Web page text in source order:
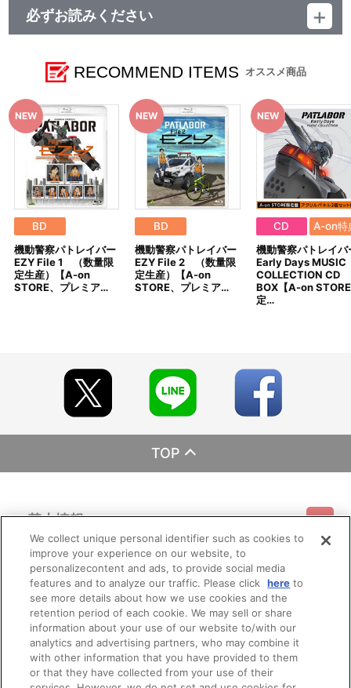
DISC 7: 1999・PATLABOR THE MOVIE SOUND RENWAL
1. 夏の嘲笑 1999 VERSION／2. ヘヴィ・アーマー 1999 VERSION
／3. 暴走事件 1999 VERSION／4. 虚影の街Ⅰ 1999 VERSION／5.
1999 REMIX／8. GEGE 1999 REMIX／9. 虚影の街Ⅲ 1999
VERSION／10. 虚影の街Ⅳ 1999 VERSION／11. 共鳴 1999
VERSION／14. ID:666 1999 REMIX／15. 方舟 1999 VERSION／
16. バベルの崩壊 1999 VERSION／17. 朝陽の中へ 1999 VERSION
／18. Arise／19. Night Stalkers／20. Northern Girl／21. 湾岸
BREAK
DISC 8: HEADGEAR PRESENTS 「機動警察パトレイバー」 CD
BOX DELUXE DISC 1
1. 未来派Lovers／2. 機動警察パトレイバー／3. PATLABOR ’99／
4. Close to You／5. 涙のハングルドール／6. Never So Sweet／7.
栄光の特車隊～特車隊の歌・完璧版～／8. 整備員の詩／9. Believe
yourself Again／10. SCHAFT!／11. 夜の桜／12. Sail Alone／13. ア
バウトにメランコリー／14. 冷たいくらいが好き／15. Silent…／16.
INTERFACE／17. 正義が恋人-野明（ノア）のバラード／18. 約束の
土地へ
Mix） ／7. INGRAM （Refine Mix） ／8. EXCAVATION-2／9. 湾岸
BREAK／10. POLICE FORCE （Refine Mix） ／11. 後藤喜一の事件
簿（Refine Mix） ／12. EXCAVATION-3／13. Pre・Heavy Armor
／14. 朝陽の中へ（Refine Mix）
1. 世にまれなる天才はいざ知らず……／2. 1998年4月10日／3.
月30日／9. 1998年7月7日／10. 1998年7月15日／11. 1998年7月
DISC 11: 「機動警察パトレイバー」 CONTACT – 1 & 2
1.アルフォンス／2. 第2小隊／3. バビロンの影／4. PATLABOR／5.
そして、夜明け／6. 特車隊マーチ／7. メガロシティ・ポリス／8.
INTERFACE／9. 予兆／10. INGRAM／11. 鋼の矢／12. Lの悲劇／
13. 疾走／14. 二課の一番長い日／15. Believe yourself
AgainLicensed by Warner Music Japan Inc.
他、仕様
必ずお読みください
期にご注文の受付を終了させていただくことがございます。
※「在庫がありません」表示後も、ご注文のキャンセルや支払い
期限切れが発生した際は販売を再開させていただく場合がございま
す。あらかじめご了承ください。
※仕様等は予告なく変更となる場合がございます。
※撮影環境やご利用のモニター環境により、実物と多少異なって
見える場合がございます。
※商品画像はイメージです。実際の仕様とは異なる場合がござい
ます。あらかじめご了承ください。
※すでにご注文しているかのご確認には、「マイページ」→「ご
注文履歴」にてご確認いただけます。
■ご注文・お支払いについて
※ご注文は、１注文につき2個までとなります。
※本商品のご注文はバンダイナムコフィルムワークス公式ショッ
プ『A-on STORE』が承り、発送を行います。
なお、ご注文には、バンダイナムコフィルムワークス公式ショ
ップ『A-on STORE』の会員登録（無料）が必要となります。
※メール受信設定を行っているお客様につきましては、必ず
[@bnfw.co.jp]のドメイン指定受信の設定をお願いいたします。
(受信許可の設定を行わないとメールが「迷惑メールフォルダ」
に入る場合や届かない場合がございます。)
処理を実施いたします。
2026年7月下旬以降は、ご注文日翌日に決済処理を実施いたし
メールにてご案内させていただきましたお支払期日までに購
入・決済手続きが行われなかった場合は、キャンセル扱いとして手
続きをいたします。
いかなる理由でも、決済期間の延長は対応できかねます。
なお、2026年7月下旬以降は、以下の手順でもご確認いただけ
（１）A-on STOREにアクセスし、ログインします。
（２）「マイページ」の「ご注文履歴」を開きます。
（３）対象のご注文番号をクリック。
（４）「配送情報」内「決済方法」の「お支払い手続きはこ
ちら」から確認します。
※決済方法「WEB・スマホ決済」を選択時は、即時決済処理を実
RECOMMEND ITEMS オススメ商品
BD
機動警察パトレイバー
EZY File 1 （数量限
定生産）【A-on
STORE、プレミア…
BD
機動警察パトレイバー
EZY File 2 （数量限
定生産）【A-on
STORE、プレミア…
CD
A-on特
機動警察パトレイバ
Early Days MUSIC
COLLECTION CD
BOX【A-on
定…
TOP
基本情報
利用規約 特定商取引法に基づく表示 プライバシーポリシー
プライバシーオプション 会社概要
ご利用情報
ご利用ガイド サイトマップ お問い合わせ
Do Not Sell or Share My Personal Information
会員メニュー
ログイン 会員規約 新規会員登録
その他のご案内
公式X バンダイナムコフィルムワークス
We collect unique personal identifier such as cookies to
improve your experience on our website, to
personalizecontent and ads, to provide social media
features and to analyze our traffic. Please click here to
see more details about how we use cookies and the
retention period of each cookie. We may sell or share
information about your use of our website to/with our
analytics and advertising partners, who may combine it
with other information that you have provided to them
or that they have collected from your use of their